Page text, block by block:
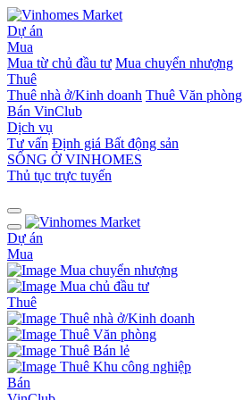
Dự án
Mua
Mua từ chủ đầu tư Mua chuyển nhượng
Thuê
Thuê nhà ở/Kinh doanh Thuê Văn phòng
Bán VinClub
Dịch vụ
Tư vấn Định giá Bất động sản
SỐNG Ở VINHOMES
Thủ tục trực tuyến
Dự án
Mua
Mua chuyển nhượng
Mua chủ đầu tư
Thuê
Thuê nhà ở/Kinh doanh
Thuê Văn phòng
Thuê Bán lẻ
Thuê Khu công nghiệp
Bán